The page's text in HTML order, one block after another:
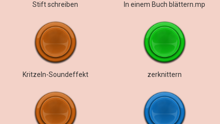
Stift schreiben In einem Buch blättern.mp
Kritzeln-Soundeffekt zerknittern